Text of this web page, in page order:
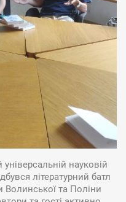
науковій
літературний батл
Волинської та Поліни